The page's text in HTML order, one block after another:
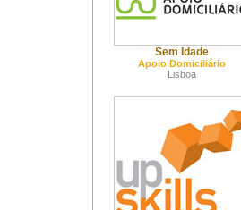
Sem Idade
Apoio Domiciliário
Lisboa